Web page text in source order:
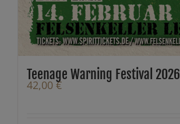
Teenage Warning Festival 2026
42,00 €